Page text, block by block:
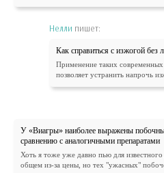
Нелли пишет:
Как справиться с изжогой без
Применение таких современных
позволяет устранить напрочь
У «Виагры» наиболее выражены
сравнению с аналогичными препаратами
Хоть я тоже уже давно пью для
общем из-за цены, но тех "ужасных"